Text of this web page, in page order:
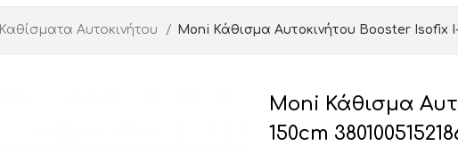
Καθίσματα Αυτοκινήτου Moni Κάθισμα Αυτοκινήτου Booster Isofix I-
Moni Κάθισμα
150cm